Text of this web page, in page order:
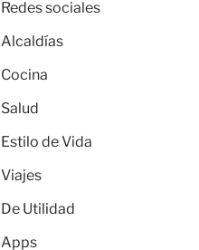
Redes sociales
Alcaldías
Cocina
Salud
Estilo de Vida
Viajes
De Utilidad
Apps